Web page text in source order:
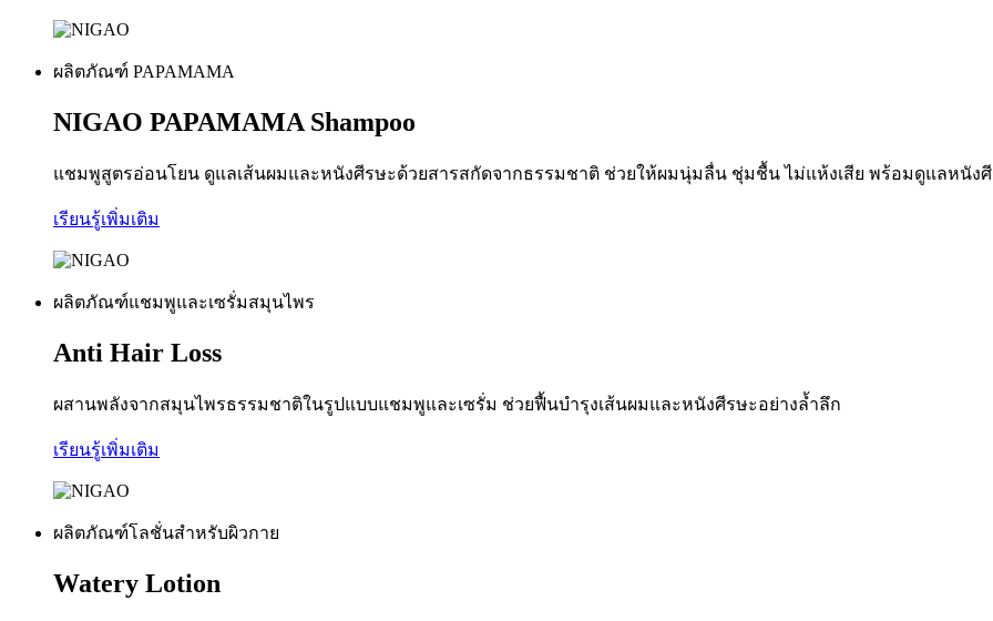
ผลิตภัณฑ์ PAPAMAMA
NIGAO PAPAMAMA Shampoo
แชมพูสูตรอ่อนโยน ดูแลเส้นผมและหนังศีรษะด้วยสารสกัดจากธรรมชาติ ช่วยให้ผมนุ่มลื่น ชุ่มชื้น ไม่แห้งเสีย พร้อมดูแลหนัง
เรียนรู้เพิ่มเติม
ผลิตภัณฑ์แชมพูและเซรั่มสมุนไพร
Anti Hair Loss
ผสานพลังจากสมุนไพรธรรมชาติในรูปแบบแชมพูและเซรั่ม ช่วยฟื้นบำรุงเส้นผมและหนังศีรษะอย่างล้ำลึก
เรียนรู้เพิ่มเติม
ผลิตภัณฑ์โลชั่นสำหรับผิวกาย
Watery Lotion